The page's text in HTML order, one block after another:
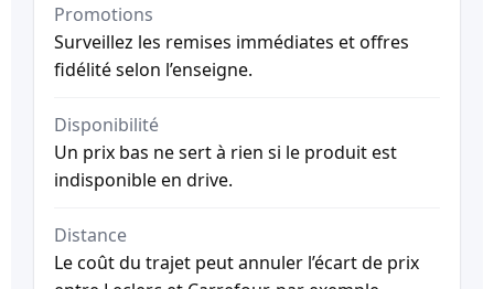
Promotions
Surveillez les remises immédiates et offres
fidélité selon l’enseigne.
Disponibilité
Un prix bas ne sert à rien si le produit est
indisponible en drive.
Distance
Le coût du trajet peut annuler l’écart de prix